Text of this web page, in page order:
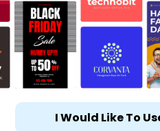
I Would Like To